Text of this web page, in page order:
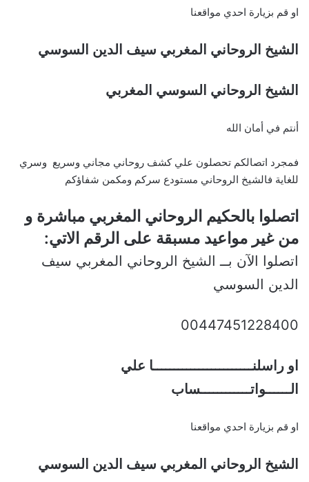
او قم بزيارة احدي مواقعنا
الشيخ الروحاني المغربي سيف الدين السوسي
الشيخ الروحاني السوسي المغربي
أنتم في أمان الله
فمجرد اتصالكم تحصلون علي كشف روحاني مجاني وسريع وسري
للغاية فالشيخ الروحاني مستودع سركم ومكمن شفاؤكم
اتصلوا بالحكيم الروحاني المغربي مباشرة و
من غير مواعيد مسبقة على الرقم الاتي:
اتصلوا الآن بــ الشيخ الروحاني المغربي سيف
الدين السوسي
00447451228400
او راسلنــــــــــــــــــــــــا علي
الــــــواتــــــــــــساب
او قم بزيارة احدي مواقعنا
الشيخ الروحاني المغربي سيف الدين السوسي